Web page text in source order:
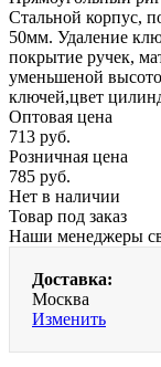
Стальной корпус,
50мм. Удаление
покрытие ручек,
уменьшеной
ключей,цвет
Оптовая цена
713 руб.
Розничная цена
785 руб.
Нет в наличии
Товар под заказ
Наши менеджеры
Доставка:
Москва
Изменить